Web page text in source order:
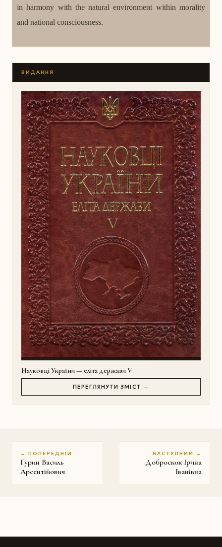
in harmony with the natural environment within morality
and national consciousness.
ВИДАННЯ
Науковці України — еліта держави V
ПЕРЕГЛЯНУТИ ЗМІСТ →
← ПОПЕРЕДНІЙ
Гурин Василь
Арсентійович
НАСТУПНИЙ →
Доброскок Ірина
Іванівна